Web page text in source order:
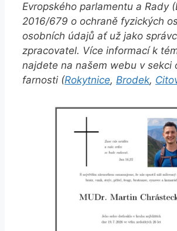
Evropského parlamentu a Rady
2016/679 o ochraně fyzických
osobních údajů ať už jako
zpracovatel. Více informací k
najdete na našem webu v sekci
farnosti (Rokytnice, Brodek,